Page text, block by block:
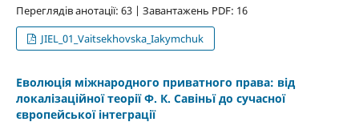
Переглядів анотації: 63 | Завантажень PDF: 16
JIEL_01_Vaitsekhovska_Iakymchuk
Еволюція міжнародного приватного права: від
локалізаційної теорії Ф. К. Савіньї до сучасної
європейської інтеграції